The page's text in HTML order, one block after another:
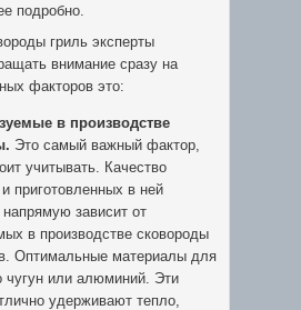
подробно.
гриль эксперты
внимание сразу на
факторов это:
в производстве
Это самый важный фактор,
учитывать. Качество
приготовленных в ней
напрямую зависит от
в производстве сковороды
Оптимальные материалы для
чугун или алюминий. Эти
удерживают тепло,